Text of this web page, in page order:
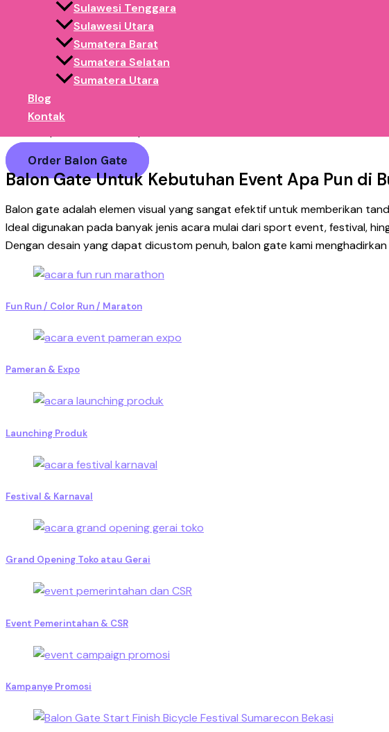
Sulawesi Tenggara
Sulawesi Utara
Sumatera Barat
Sumatera Selatan
Sumatera Utara
Blog
Kontak
Gerbang masuk acara
Area utama branding sponsor
Fungsinya bukan hanya sebagai dekorasi, tetapi sebagai:
✅ Media branding yang langsung terlihat
✅ Penanda lokasi utama event
Order Balon Gate
Balon Gate Untuk Kebutuhan Event Apa Pun di
Balon gate adalah elemen visual yang sangat efektif untuk memberikan
Ideal digunakan pada banyak jenis acara mulai dari sport event, festival,
Dengan desain yang dapat dicustom penuh, balon gate kami
Fun Run / Color Run / Maraton
Pameran & Expo
Launching Produk
Festival & Karnaval
Grand Opening Toko atau Gerai
Event Pemerintahan & CSR
Kampanye Promosi